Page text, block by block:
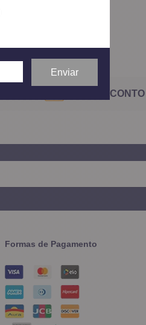
5% DESCONTO
Formas de Pagamento